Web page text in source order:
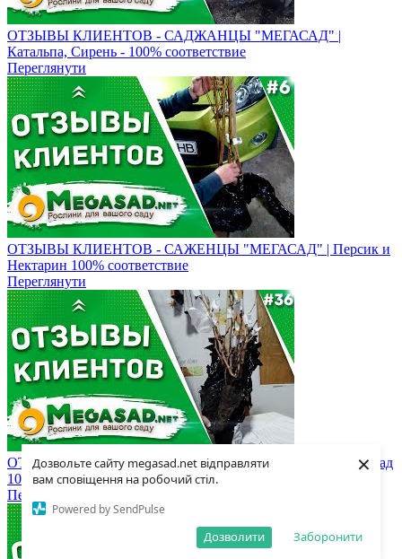
Дозвольте сайту megasad.net відправляти
вам сповіщення на робочий стіл.
Powered by SendPulse
Заборонити
Дозволити
×
ОТЗЫВЫ КЛИЕНТОВ - САДЖАНЦЫ "МЕГАСАД" |
Катальпа, Сирень - 100% соответствие
Переглянути
ОТЗЫВЫ КЛИЕНТОВ - САЖЕНЦЫ "МЕГАСАД" | Персик и
Нектарин 100% соответствие
Переглянути
ОТЗЫВЫ КЛИЕНТОВ - САЖЕНЦЫ "МЕГАСАД" | Виноград
100% соответствие
Переглянути